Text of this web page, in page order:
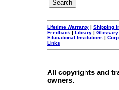
Lifetime Warranty | Shipping
Feedback | Library | Glossary
Educational Institutions |
Links
All copyrights and
owners.